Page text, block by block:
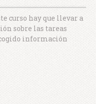
curso hay que llevar a
sobre las tareas
información